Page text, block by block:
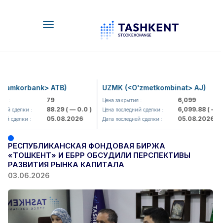
Toggle
ATB)
79
сделки : 88.29( — 0.0 )
сделки : 05.08.2026
UZMK (<O'zmetkombinat> AJ)
Цена закрытия : 6,099
Цена последний сделки : 6,099.88( —
Дата последней сделки : 05.08.2026
РЕСПУБЛИКАНСКАЯ ФОНДОВАЯ БИРЖА
«ТОШКЕНТ» И ЕБРР ОБСУДИЛИ ПЕРСПЕКТИВЫ
РАЗВИТИЯ РЫНКА КАПИТАЛА
03.06.2026